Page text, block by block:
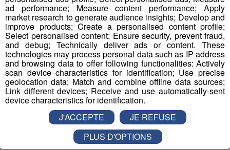
Partager sur Facebook
ad performance; Measure content performance; Apply
market research to generate audience insights; Develop and
improve products; Create a personalised content profile;
Select personalised content; Ensure security, prevent fraud,
and debug; Technically deliver ads or content. These
technologies may process personal data such as IP address
and browsing data to offer following functionalities: Actively
scan device characteristics for identification; Use precise
geolocation data; Match and combine offline data sources;
Link different devices; Receive and use automatically-sent
device characteristics for identification.
J'ACCEPTE
JE REFUSE
PLUS D'OPTIONS